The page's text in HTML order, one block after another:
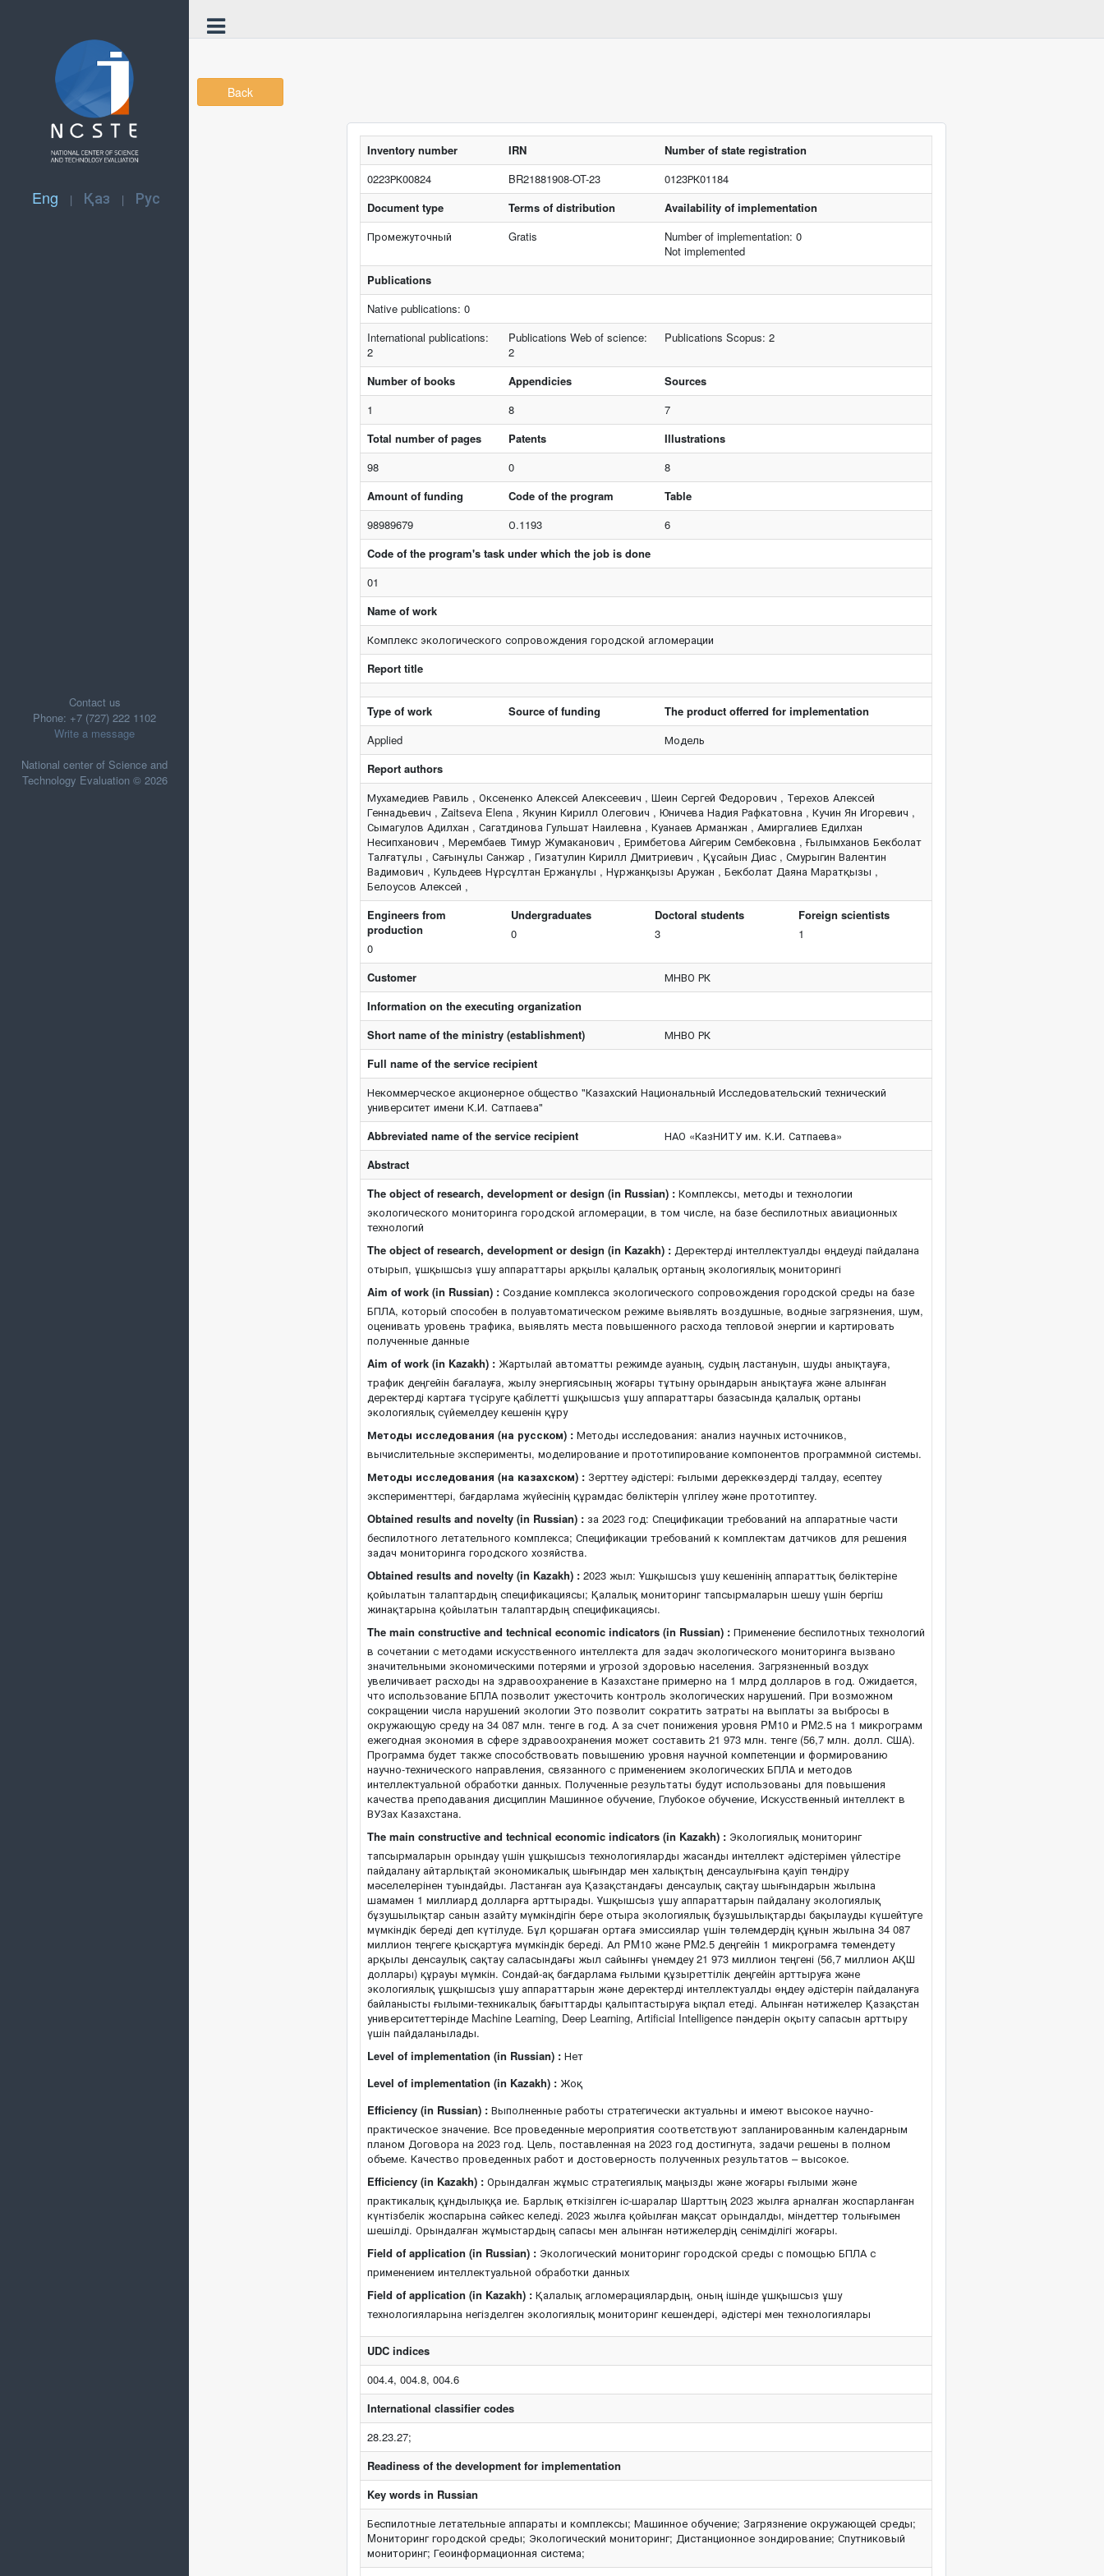
Eng | Қаз | Рус
Contact us
Phone: +7 (727) 222 1102
Write a message
National center of Science and
Technology Evaluation © 2026
Back
Inventory number IRN
Number of state registration
0223РК00824
BR21881908-OT-23
0123РК01184
Document type
Terms of distribution
Availability of implementation
Промежуточный
Gratis
Number of implementation: 0
Not implemented
Publications
Native publications: 0
International publications:
2
Publications Web of science:
2
Publications Scopus: 2
Number of books Appendicies
Sources
1
8
7
Total number of pages
Patents
Illustrations
98
0
8
Amount of funding
Code of the program
Table
98989679
О.1193
6
Code of the program's task under which the job is done
01
Name of work
Комплекс экологического сопровождения городской агломерации
Report title
Type of work Source of funding
The product offerred for implementation
Applied
Модель
Report authors
Мухамедиев Равиль , Оксененко Алексей Алексеевич , Шеин Сергей Федорович , Терехов Алексей
Геннадьевич , Zaitseva Elena , Якунин Кирилл Олегович , Юничева Надия Рафкатовна , Кучин Ян Игоревич ,
Сымагулов Адилхан , Сагатдинова Гульшат Наилевна , Куанаев Арманжан , Амиргалиев Едилхан
Несипханович , Мерембаев Тимур Жумаканович , Еримбетова Айгерим Сембековна , Ғылымханов Бекболат
Талғатұлы , Сағынұлы Санжар , Гизатулин Кирилл Дмитриевич , Құсайын Диас , Смурыгин Валентин
Вадимович , Кульдеев Нұрсұлтан Ержанұлы , Нұржанқызы Аружан , Бекболат Даяна Маратқызы ,
Белоусов Алексей ,
Engineers from
production
0
Undergraduates
0
Doctoral students
3
Foreign scientists
1
Customer
МНВО РК
Information on the executing organization
Short name of the ministry (establishment)
МНВО РК
Full name of the service recipient
Некоммерческое акционерное общество "Казахский Национальный Исследовательский технический
университет имени К.И. Сатпаева"
Abbreviated name of the service recipient
НАО «КазНИТУ им. К.И. Сатпаева»
Abstract
The object of research, development or design (in Russian) : Комплексы, методы и технологии
экологического мониторинга городской агломерации, в том числе, на базе беспилотных авиационных
технологий
The object of research, development or design (in Kazakh) : Деректерді интеллектуалды өңдеуді пайдалана
отырып, ұшқышсыз ұшу аппараттары арқылы қалалық ортаның экологиялық мониторингі
Aim of work (in Russian) : Создание комплекса экологического сопровождения городской среды на базе
БПЛА, который способен в полуавтоматическом режиме выявлять воздушные, водные загрязнения, шум,
оценивать уровень трафика, выявлять места повышенного расхода тепловой энергии и картировать
полученные данные
Aim of work (in Kazakh) : Жартылай автоматты режимде ауаның, судың ластануын, шуды анықтауға,
трафик деңгейін бағалауға, жылу энергиясының жоғары тұтыну орындарын анықтауға және алынған
деректерді картаға түсіруге қабілетті ұшқышсыз ұшу аппараттары базасында қалалық ортаны
экологиялық сүйемелдеу кешенін құру
Методы исследования (на русском) : Методы исследования: анализ научных источников,
вычислительные эксперименты, моделирование и прототипирование компонентов программной системы.
Методы исследования (на казахском) : Зерттеу әдістері: ғылыми дереккөздерді талдау, есептеу
эксперименттері, бағдарлама жүйесінің құрамдас бөліктерін үлгілеу және прототиптеу.
Obtained results and novelty (in Russian) : за 2023 год: Спецификации требований на аппаратные части
беспилотного летательного комплекса; Спецификации требований к комплектам датчиков для решения
задач мониторинга городского хозяйства.
Obtained results and novelty (in Kazakh) : 2023 жыл: Ұшқышсыз ұшу кешенінің аппараттық бөліктеріне
қойылатын талаптардың спецификациясы; Қалалық мониторинг тапсырмаларын шешу үшін бергіш
жинақтарына қойылатын талаптардың спецификациясы.
The main constructive and technical economic indicators (in Russian) : Применение беспилотных технологий
в сочетании с методами искусственного интеллекта для задач экологического мониторинга вызвано
значительными экономическими потерями и угрозой здоровью населения. Загрязненный воздух
увеличивает расходы на здравоохранение в Казахстане примерно на 1 млрд долларов в год. Ожидается,
что использование БПЛА позволит ужесточить контроль экологических нарушений. При возможном
сокращении числа нарушений экологии Это позволит сократить затраты на выплаты за выбросы в
окружающую среду на 34 087 млн. тенге в год. А за счет понижения уровня PM10 и PM2.5 на 1 микрограмм
ежегодная экономия в сфере здравоохранения может составить 21 973 млн. тенге (56,7 млн. долл. США).
Программа будет также способствовать повышению уровня научной компетенции и формированию
научно-технического направления, связанного с применением экологических БПЛА и методов
интеллектуальной обработки данных. Полученные результаты будут использованы для повышения
качества преподавания дисциплин Машинное обучение, Глубокое обучение, Искусственный интеллект в
ВУЗах Казахстана.
The main constructive and technical economic indicators (in Kazakh) : Экологиялық мониторинг
тапсырмаларын орындау үшін ұшқышсыз технологияларды жасанды интеллект әдістерімен үйлестіре
пайдалану айтарлықтай экономикалық шығындар мен халықтың денсаулығына қауіп төндіру
мәселелерінен туындайды. Ластанған ауа Қазақстандағы денсаулық сақтау шығындарын жылына
шамамен 1 миллиард долларға арттырады. Ұшқышсыз ұшу аппараттарын пайдалану экологиялық
бұзушылықтар санын азайту мүмкіндігін бере отыра экологиялық бұзушылықтарды бақылауды күшейтуге
мүмкіндік береді деп күтілуде. Бұл қоршаған ортаға эмиссиялар үшін төлемдердің құнын жылына 34 087
миллион теңгеге қысқартуға мүмкіндік береді. Ал PM10 және PM2.5 деңгейін 1 микрограмға төмендету
арқылы денсаулық сақтау саласындағы жыл сайынғы үнемдеу 21 973 миллион теңгені (56,7 миллион АҚШ
доллары) құрауы мүмкін. Сондай-ақ бағдарлама ғылыми құзыреттілік деңгейін арттыруға және
экологиялық ұшқышсыз ұшу аппараттарын және деректерді интеллектуалды өңдеу әдістерін пайдалануға
байланысты ғылыми-техникалық бағыттарды қалыптастыруға ықпал етеді. Алынған нәтижелер Қазақстан
университеттерінде Machine Learning, Deep Learning, Artificial Intelligence пәндерін оқыту сапасын арттыру
үшін пайдаланылады.
Level of implementation (in Russian) : Нет
Level of implementation (in Kazakh) : Жоқ
Efficiency (in Russian) : Выполненные работы стратегически актуальны и имеют высокое научно-
практическое значение. Все проведенные мероприятия соответствуют запланированным календарным
планом Договора на 2023 год. Цель, поставленная на 2023 год достигнута, задачи решены в полном
объеме. Качество проведенных работ и достоверность полученных результатов – высокое.
Efficiency (in Kazakh) : Орындалған жұмыс стратегиялық маңызды және жоғары ғылыми және
практикалық құндылыққа ие. Барлық өткізілген іс-шаралар Шарттың 2023 жылға арналған жоспарланған
күнтізбелік жоспарына сәйкес келеді. 2023 жылға қойылған мақсат орындалды, міндеттер толығымен
шешілді. Орындалған жұмыстардың сапасы мен алынған нәтижелердің сенімділігі жоғары.
Field of application (in Russian) : Экологический мониторинг городской среды с помощью БПЛА с
применением интеллектуальной обработки данных
Field of application (in Kazakh) : Қалалық агломерациялардың, оның ішінде ұшқышсыз ұшу
технологияларына негізделген экологиялық мониторинг кешендері, әдістері мен технологиялары
UDC indices
004.4, 004.8, 004.6
International classifier codes
28.23.27;
Readiness of the development for implementation
Key words in Russian
Беспилотные летательные аппараты и комплексы; Машинное обучение; Загрязнение окружающей среды;
Mониторинг городской среды; Экологический мониторинг; Дистанционное зондирование; Спутниковый
мониторинг; Геоинформационная система;